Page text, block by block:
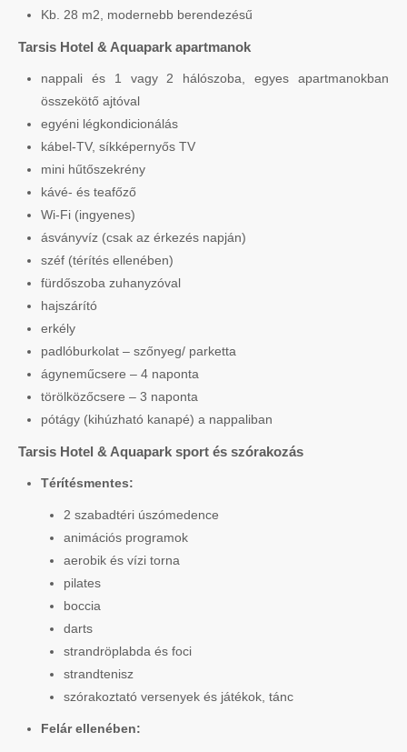
Kb. 28 m2, modernebb berendezésű
Tarsis Hotel & Aquapark apartmanok
nappali és 1 vagy 2 hálószoba, egyes apartmanokban
összekötő ajtóval
egyéni légkondicionálás
kábel-TV, síkképernyős TV
mini hűtőszekrény
kávé- és teafőző
Wi-Fi (ingyenes)
ásványvíz (csak az érkezés napján)
széf (térítés ellenében)
fürdőszoba zuhanyzóval
hajszárító
erkély
padlóburkolat – szőnyeg/ parketta
ágyneműcsere – 4 naponta
törölközőcsere – 3 naponta
pótágy (kihúzható kanapé) a nappaliban
Tarsis Hotel & Aquapark sport és szórakozás
Térítésmentes:
2 szabadtéri úszómedence
animációs programok
aerobik és vízi torna
pilates
boccia
darts
strandröplabda és foci
strandtenisz
szórakoztató versenyek és játékok, tánc
Felár ellenében: